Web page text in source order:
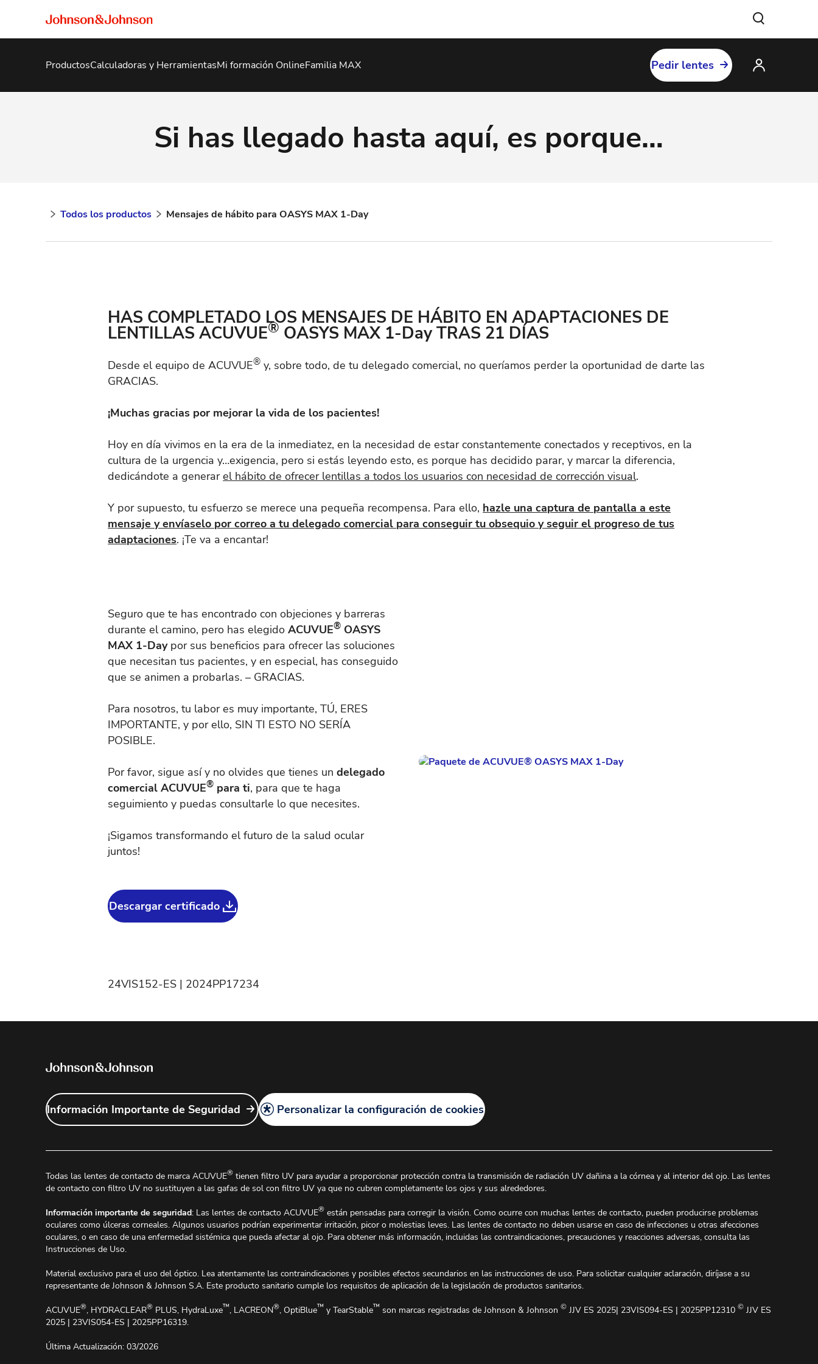
ProductosCalculadoras y HerramientasMi formación OnlineFamilia MAX Pedir lentes
Si has llegado hasta aquí, es porque…
Todos los productos Mensajes de hábito para OASYS MAX 1-Day
HAS COMPLETADO LOS MENSAJES DE HÁBITO EN ADAPTACIONES DE
LENTILLAS ACUVUE® OASYS MAX 1-Day TRAS 21 DÍAS
Desde el equipo de ACUVUE® y, sobre todo, de tu delegado comercial, no queríamos perder la oportunidad de darte las
GRACIAS.
¡Muchas gracias por mejorar la vida de los pacientes!
Hoy en día vivimos en la era de la inmediatez, en la necesidad de estar constantemente conectados y receptivos, en la
cultura de la urgencia y…exigencia, pero si estás leyendo esto, es porque has decidido parar, y marcar la diferencia,
dedicándote a generarel hábito de ofrecer lentillas a todos los usuarios con necesidad de corrección visual.
Y por supuesto, tu esfuerzo se merece una pequeña recompensa. Para ello, hazle una captura de pantalla a este
mensaje y envíaselo por correo a tu delegado comercial para conseguir tu obsequio y seguir el progreso de tus
adaptaciones. ¡Te va a encantar!
Seguro que te has encontrado con objeciones y barreras
durante el camino, pero has elegidoACUVUE® OASYS
MAX 1-Daypor sus beneficios para ofrecer las soluciones
que necesitan tus pacientes, y en especial, has conseguido
que se animen a probarlas. – GRACIAS.
Para nosotros, tu labor es muy importante, TÚ, ERES
IMPORTANTE, y por ello, SIN TI ESTO NO SERÍA
POSIBLE.
Por favor, sigue así y no olvides que tienes undelegado
comercial ACUVUE® para ti, para que te haga
seguimiento y puedas consultarle lo que necesites.
¡Sigamos transformando el futuro de la salud ocular
juntos!
Descargar certificado
24VIS152-ES | 2024PP17234
Información Importante de Seguridad Personalizar la configuración de cookies
Todas las lentes de contacto de marca ACUVUE® tienen filtro UV para ayudar a proporcionar protección contra la transmisión de radiación UV dañina a la córnea y al interior del ojo. Las lentes
de contacto con filtro UV no sustituyen a las gafas de sol con filtro UV ya que no cubren completamente los ojos y sus alrededores.
Información importante de seguridad: Las lentes de contacto ACUVUE® están pensadas para corregir la visión. Como ocurre con muchas lentes de contacto, pueden producirse problemas
oculares como úlceras corneales. Algunos usuarios podrían experimentar irritación, picor o molestias leves. Las lentes de contacto no deben usarse en caso de infecciones u otras afecciones
oculares, o en caso de una enfermedad sistémica que pueda afectar al ojo. Para obtener más información, incluidas las contraindicaciones, precauciones y reacciones adversas, consulta las
Instrucciones de Uso.
Material exclusivo para el uso del óptico. Lea atentamente las contraindicaciones y posibles efectos secundarios en las instrucciones de uso. Para solicitar cualquier aclaración, diríjase a su
representante de Johnson & Johnson S.A. Este producto sanitario cumple los requisitos de aplicación de la legislación de productos sanitarios.
ACUVUE®, HYDRACLEAR® PLUS, HydraLuxe™, LACREON®, OptiBlue™ y TearStable™ son marcas registradas de Johnson & Johnson © JJV ES 2025| 23VIS094-ES | 2025PP12310 © JJV ES
2025 | 23VIS054-ES | 2025PP16319.
Última Actualización: 03/2026